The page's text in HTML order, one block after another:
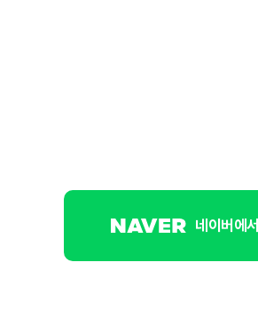
네이버에